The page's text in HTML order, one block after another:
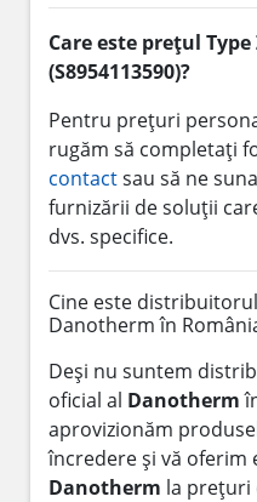
Care este prețul Type
(S8954113590)?
Pentru prețuri
rugăm să completați
contactsau să ne
furnizării de soluții
dvs. specifice.
Cine este
Danotherm în
Deși nu suntem
oficial al Danotherm
aprovizionăm
încredere și vă oferim
Danotherm la prețuri